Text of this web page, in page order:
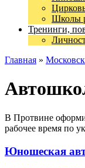
Школы
Тренинги,
Главная »
В Протвине
рабочее время по
Юношеская